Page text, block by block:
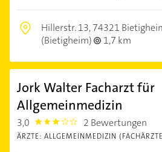
Hillerstr. 13,74321
(Bietigheim)
1,7 km
Jork Walter Facharzt für
Allgemeinmedizin
3,0 3.0 2 Bewertungen
ÄRZTE: ALLGEMEINMEDIZIN